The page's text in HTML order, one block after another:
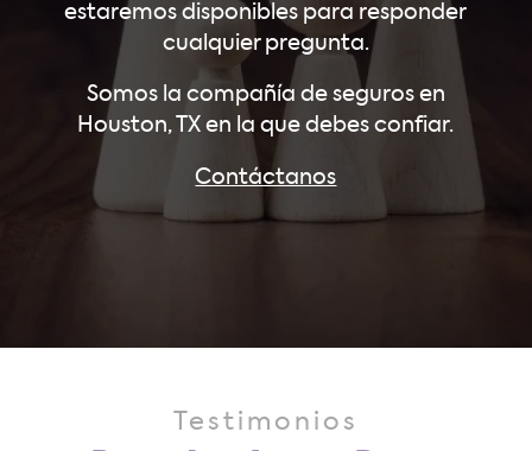
estaremos disponibles para responder
cualquier pregunta.
Somos la compañía de seguros en
Houston, TX en la que debes confiar.
Contáctanos
Testimonios